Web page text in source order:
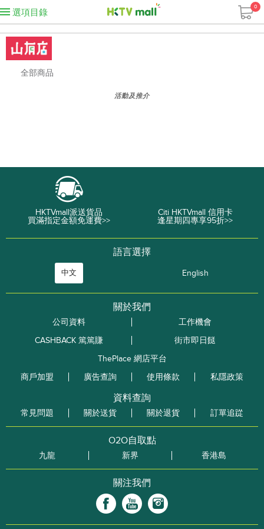
選項目錄
0
全部商品
活動及推介
HKTVmall派送貨品
買滿指定金額免運費>>
Citi HKTVmall 信用卡
逢星期四專享95折>>
語言選擇
中文 English
關於我們
公司資料
工作機會
CASHBACK 篤篤賺
街市即日餸
ThePlace 網店平台
商戶加盟
廣告查詢 使用條款 私隱政策
資料查詢
常見問題 關於送貨 關於退貨 訂單追踨
O2O自取點
九龍 新界 香港島
關注我們